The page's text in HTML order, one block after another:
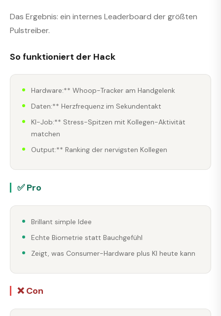
Das Ergebnis: ein internes Leaderboard der größten
Pulstreiber.
So funktioniert der Hack
Hardware:** Whoop-Tracker am Handgelenk
Daten:** Herzfrequenz im Sekundentakt
KI-Job:** Stress-Spitzen mit Kollegen-Aktivität
matchen
Output:** Ranking der nervigsten Kollegen
✅ Pro
Brillant simple Idee
Echte Biometrie statt Bauchgefühl
Zeigt, was Consumer-Hardware plus KI heute kann
❌ Con